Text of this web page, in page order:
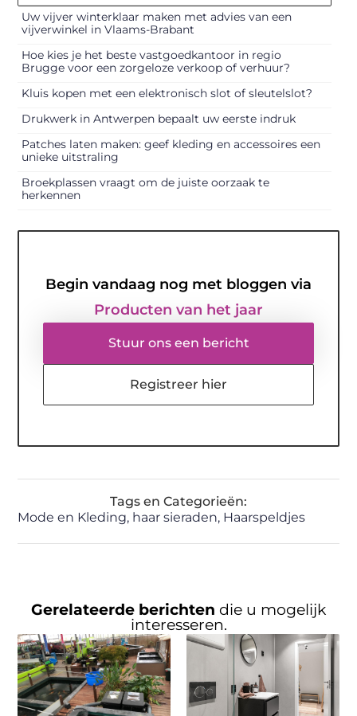
Uw vijver winterklaar maken met advies van een
vijverwinkel in Vlaams-Brabant
Hoe kies je het beste vastgoedkantoor in regio
Brugge voor een zorgeloze verkoop of verhuur?
Kluis kopen met een elektronisch slot of sleutelslot?
Drukwerk in Antwerpen bepaalt uw eerste indruk
Patches laten maken: geef kleding en accessoires een
unieke uitstraling
Broekplassen vraagt om de juiste oorzaak te
herkennen
Begin vandaag nog met bloggen via
Producten van het jaar
Stuur ons een bericht
Registreer hier
Tags en Categorieën:
Mode en Kleding, haar sieraden, Haarspeldjes
Gerelateerde berichten die u mogelijk
interesseren.